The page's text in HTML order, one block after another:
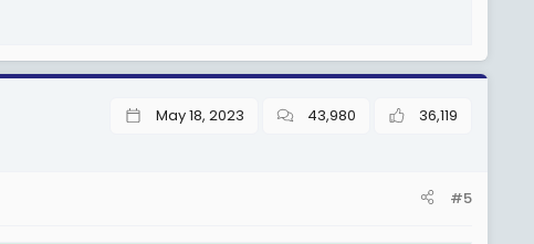
May 18, 2023 43,980 36,119
#5